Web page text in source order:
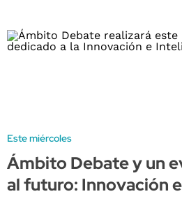
Este miércoles
Ámbito Debate y un
al futuro: Innovación